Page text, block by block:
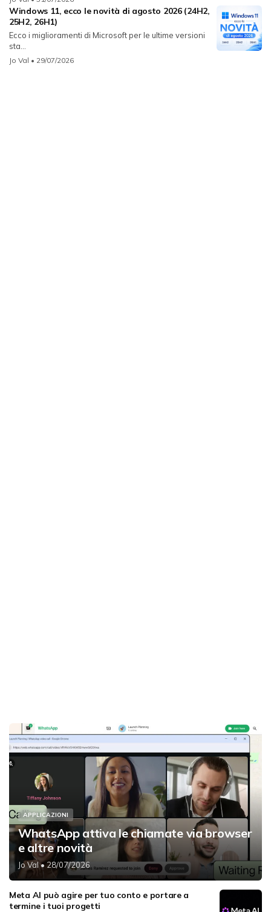
Windows 11, ecco le novità di agosto 2026 (24H2,
25H2, 26H1)
Ecco i miglioramenti di Microsoft per le ultime versioni
sta...
Jo Val • 29/07/2026
APPLICAZIONI
WhatsApp attiva le chiamate via browser
e altre novità
Jo Val• 28/07/2026
Meta AI può agire per tuo conto e portare a
termine i tuoi progetti